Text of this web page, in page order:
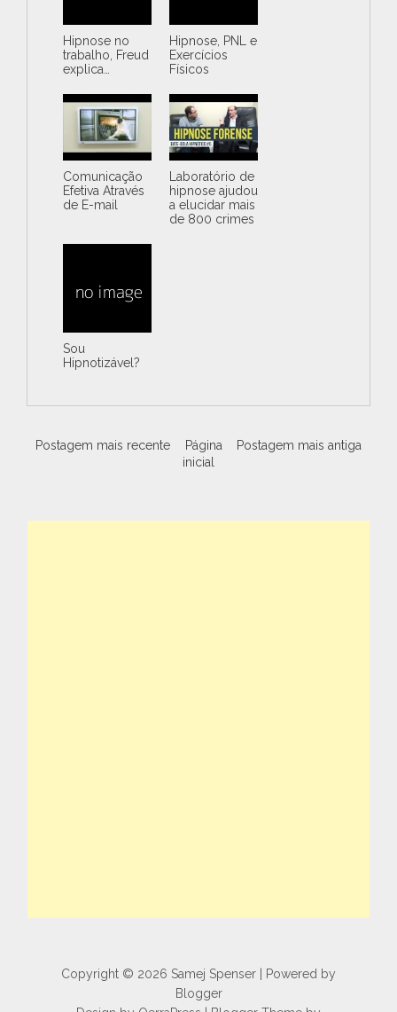
Hipnose no
trabalho, Freud
explica…
Hipnose, PNL e
Exercícios
Físicos
Comunicação
Efetiva Através
de E-mail
Laboratório de
hipnose ajudou
a elucidar mais
de 800 crimes
Sou
Hipnotizável?
Postagem mais recente Postagem mais antiga
Página
inicial
Copyright © 2026 Samej Spenser | Powered by
Blogger